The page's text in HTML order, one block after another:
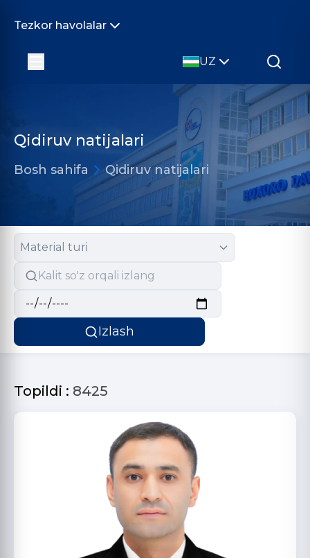
Tezkor havolalar
UZ
Qidiruv natijalari
Bosh sahifa Qidiruv natijalari
Material turi
Izlash
Topildi : 8425